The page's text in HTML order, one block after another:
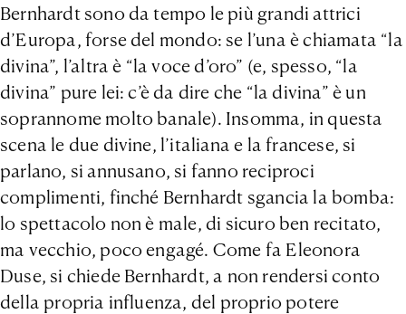
Bernhardt sono da tempo le più grandi attrici
d’Europa, forse del mondo: se l’una è chiamata “la
divina”, l’altra è “la voce d’oro” (e, spesso, “la
divina” pure lei: c’è da dire che “la divina” è un
soprannome molto banale). Insomma, in questa
scena le due divine, l’italiana e la francese, si
parlano, si annusano, si fanno reciproci
complimenti, finché Bernhardt sgancia la bomba:
lo spettacolo non è male, di sicuro ben recitato,
ma vecchio, poco engagé. Come fa Eleonora
Duse, si chiede Bernhardt, a non rendersi conto
della propria influenza, del proprio potere